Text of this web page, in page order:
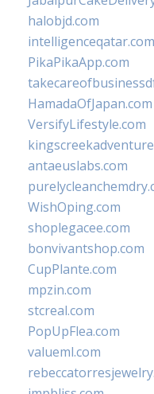
halobjd.com
intelligenceqatar.com
PikaPikaApp.com
HamadaOfJapan.com
VersifyLifestyle.com
antaeuslabs.com
WishOping.com
shoplegacee.com
bonvivantshop.com
CupPlante.com
mpzin.com
stcreal.com
PopUpFlea.com
valueml.com